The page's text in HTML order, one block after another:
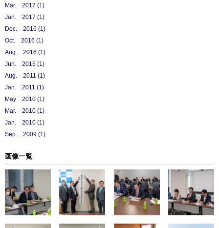
Mar. 2017 (1)
Jan. 2017 (1)
Dec. 2016 (1)
Oct. 2016 (1)
Aug. 2016 (1)
Jun. 2015 (1)
Aug. 2011 (1)
Jan. 2011 (1)
May 2010 (1)
Mar. 2010 (1)
Jan. 2010 (1)
Sep. 2009 (1)
画像一覧